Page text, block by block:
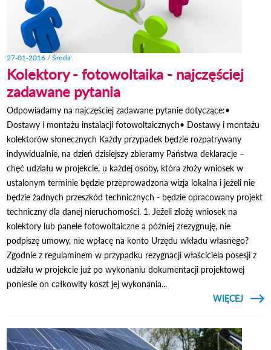
27-01-2016 / Środa
Kolektory - fotowoltaika - najczęściej
zadawane pytania
Odpowiadamy na najczęściej zadawane pytanie dotyczące:•
Dostawy i montażu instalacji fotowoltaicznych• Dostawy i montażu
kolektorów słonecznych Każdy przypadek będzie rozpatrywany
indywidualnie, na dzień dzisiejszy zbieramy Państwa deklaracje –
chęć udziału w projekcie, u każdej osoby, która złoży wniosek w
ustalonym terminie będzie przeprowadzona wizja lokalna i jeżeli nie
będzie żadnych przeszkód technicznych - będzie opracowany projekt
techniczny dla danej nieruchomości. 1. Jeżeli złożę wniosek na
kolektory lub panele fotowoltaiczne a później zrezygnuję, nie
podpiszę umowy, nie wpłacę na konto Urzędu wkładu własnego?
Zgodnie z regulaminem w przypadku rezygnacji właściciela posesji z
udziału w projekcie już po wykonaniu dokumentacji projektowej
poniesie on całkowity koszt jej wykonania...
CZYTAJ
WIĘCEJ
O